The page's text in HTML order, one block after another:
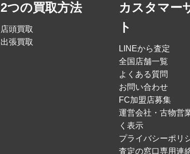
2つの買取方法
店頭買取
出張買取
カスタマー
ト
LINEから査定
全国店舗一覧
よくある質問
お問い合わせ
FC加盟店募集
運営会社・古物営
く表示
プライバシーポリ
査定の窓口専用連